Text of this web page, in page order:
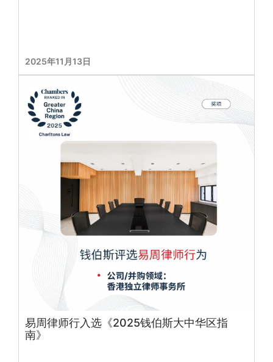
2025年11月13日
易周律师行入选《2025钱伯斯大中华区指
南》